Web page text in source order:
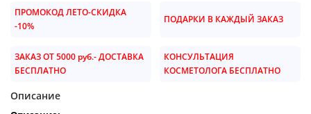
ПРОМОКОД ЛЕТО-СКИДКА
-10%
ПОДАРКИ В КАЖДЫЙ ЗАКАЗ
ЗАКАЗ ОТ 5000 руб.- ДОСТАВКА
БЕСПЛАТНО
КОНСУЛЬТАЦИЯ
КОСМЕТОЛОГА БЕСПЛАТНО
Описание